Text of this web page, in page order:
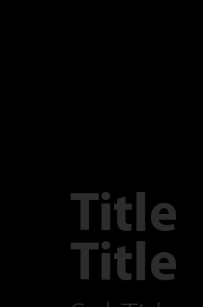
Title
Title